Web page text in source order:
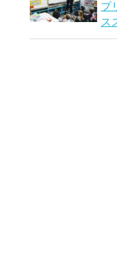
プ
ス